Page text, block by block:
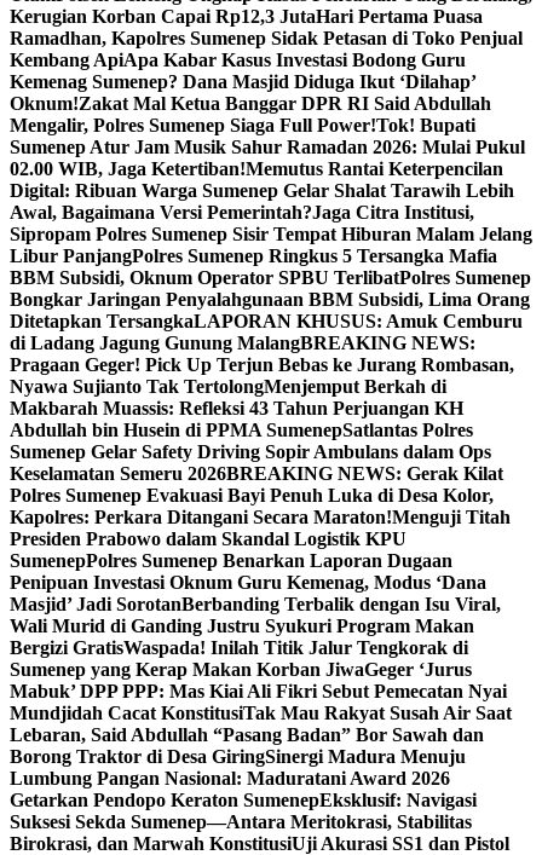
Kerugian Korban Capai Rp12,3 JutaHari Pertama Puasa
Ramadhan, Kapolres Sumenep Sidak Petasan di Toko Penjual
Kembang ApiApa Kabar Kasus Investasi Bodong Guru
Kemenag Sumenep? Dana Masjid Diduga Ikut ‘Dilahap’
Oknum!Zakat Mal Ketua Banggar DPR RI Said Abdullah
Mengalir, Polres Sumenep Siaga Full Power!Tok! Bupati
Sumenep Atur Jam Musik Sahur Ramadan 2026: Mulai Pukul
02.00 WIB, Jaga Ketertiban!Memutus Rantai Keterpencilan
Digital: Ribuan Warga Sumenep Gelar Shalat Tarawih Lebih
Awal, Bagaimana Versi Pemerintah?Jaga Citra Institusi,
Sipropam Polres Sumenep Sisir Tempat Hiburan Malam Jelang
Libur PanjangPolres Sumenep Ringkus 5 Tersangka Mafia
BBM Subsidi, Oknum Operator SPBU TerlibatPolres Sumenep
Bongkar Jaringan Penyalahgunaan BBM Subsidi, Lima Orang
Ditetapkan TersangkaLAPORAN KHUSUS: Amuk Cemburu
di Ladang Jagung Gunung MalangBREAKING NEWS:
Pragaan Geger! Pick Up Terjun Bebas ke Jurang Rombasan,
Nyawa Sujianto Tak TertolongMenjemput Berkah di
Makbarah Muassis: Refleksi 43 Tahun Perjuangan KH
Abdullah bin Husein di PPMA SumenepSatlantas Polres
Sumenep Gelar Safety Driving Sopir Ambulans dalam Ops
Keselamatan Semeru 2026BREAKING NEWS: Gerak Kilat
Polres Sumenep Evakuasi Bayi Penuh Luka di Desa Kolor,
Kapolres: Perkara Ditangani Secara Maraton!Menguji Titah
Presiden Prabowo dalam Skandal Logistik KPU
SumenepPolres Sumenep Benarkan Laporan Dugaan
Penipuan Investasi Oknum Guru Kemenag, Modus ‘Dana
Masjid’ Jadi SorotanBerbanding Terbalik dengan Isu Viral,
Wali Murid di Ganding Justru Syukuri Program Makan
Bergizi GratisWaspada! Inilah Titik Jalur Tengkorak di
Sumenep yang Kerap Makan Korban JiwaGeger ‘Jurus
Mabuk’ DPP PPP: Mas Kiai Ali Fikri Sebut Pemecatan Nyai
Mundjidah Cacat KonstitusiTak Mau Rakyat Susah Air Saat
Lebaran, Said Abdullah “Pasang Badan” Bor Sawah dan
Borong Traktor di Desa GiringSinergi Madura Menuju
Lumbung Pangan Nasional: Maduratani Award 2026
Getarkan Pendopo Keraton SumenepEksklusif: Navigasi
Suksesi Sekda Sumenep—Antara Meritokrasi, Stabilitas
Birokrasi, dan Marwah KonstitusiUji Akurasi SS1 dan Pistol